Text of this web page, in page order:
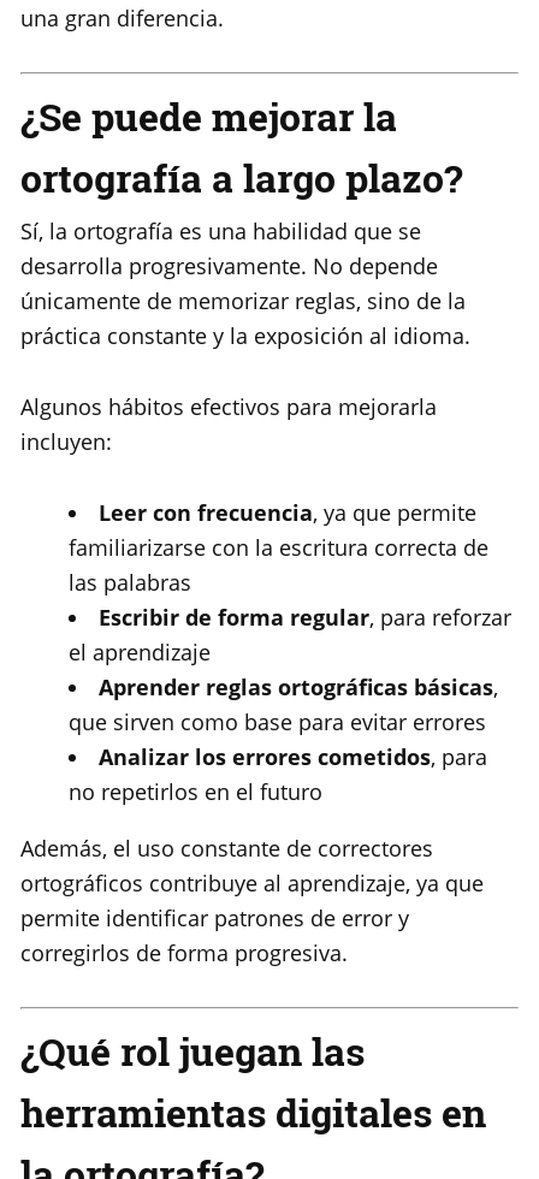
una gran diferencia.
¿Se puede mejorar la
ortografía a largo plazo?
Sí, la ortografía es una habilidad que se
desarrolla progresivamente. No depende
únicamente de memorizar reglas, sino de la
práctica constante y la exposición al idioma.
Algunos hábitos efectivos para mejorarla
incluyen:
Leer con frecuencia, ya que permite
familiarizarse con la escritura correcta de
las palabras
Escribir de forma regular, para reforzar
el aprendizaje
Aprender reglas ortográficas básicas,
que sirven como base para evitar errores
Analizar los errores cometidos, para
no repetirlos en el futuro
Además, el uso constante de correctores
ortográficos contribuye al aprendizaje, ya que
permite identificar patrones de error y
corregirlos de forma progresiva.
¿Qué rol juegan las
herramientas digitales en